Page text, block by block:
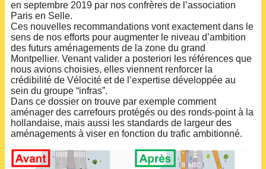
en septembre 2019 par nos confrères de l’association
Paris en Selle.
Ces nouvelles recommandations vont exactement dans le
sens de nos efforts pour augmenter le niveau d’ambition
des futurs aménagements de la zone du grand
Montpellier. Venant valider a posteriori les références que
nous avions choisies, elles viennent renforcer la
crédibilité de Vélocité et de l’expertise développée au
sein du groupe “infras”.
Dans ce dossier on trouve par exemple comment
aménager des carrefours protégés ou des ronds-point à la
hollandaise, mais aussi les standards de largeur des
aménagements à viser en fonction du trafic ambitionné.